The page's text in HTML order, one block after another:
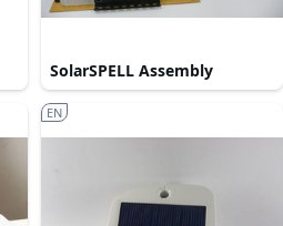
SolarSPELL Assembly
EN